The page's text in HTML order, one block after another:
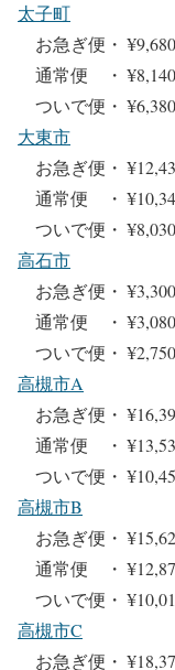
太子町
お急ぎ便・
通常便 ・
ついで便・
大東市
お急ぎ便・
通常便 ・
ついで便・
高石市
お急ぎ便・
通常便 ・
ついで便・
高槻市A
お急ぎ便・
通常便 ・
ついで便・
高槻市B
お急ぎ便・
通常便 ・
ついで便・
高槻市C
お急ぎ便・